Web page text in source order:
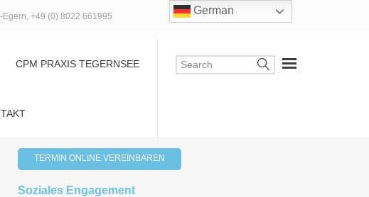
+49 (0) 8022 661995
CPM PRAXIS TEGERNSEE
TERMIN ONLINE VEREINBAREN
Soziales Engagement
German